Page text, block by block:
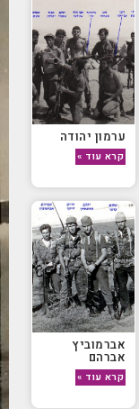
ערמון יהודה
קרא עוד »
אברמוביץ
אברהם
קרא עוד »